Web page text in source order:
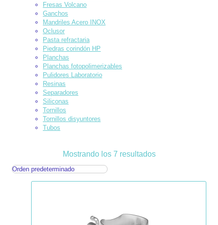
Fresas Volcano
Ganchos
Mandriles Acero INOX
Oclusor
Pasta refractaria
Piedras corindón HP
Planchas
Planchas fotopolimerizables
Pulidores Laboratorio
Resinas
Separadores
Siliconas
Tornillos
Tornillos disyuntores
Tubos
Mostrando los 7 resultados